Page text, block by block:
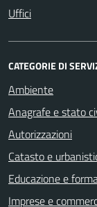
Uffici
CATEGORIE DI
Ambiente
Anagrafe e stato
Autorizzazioni
Catasto e
Educazione e
Imprese e